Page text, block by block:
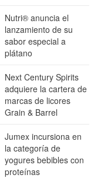
Nutri® anuncia el
lanzamiento de su
sabor especial a
plátano
Next Century Spirits
adquiere la cartera de
marcas de licores
Grain & Barrel
Jumex incursiona en
la categoría de
yogures bebibles con
proteínas